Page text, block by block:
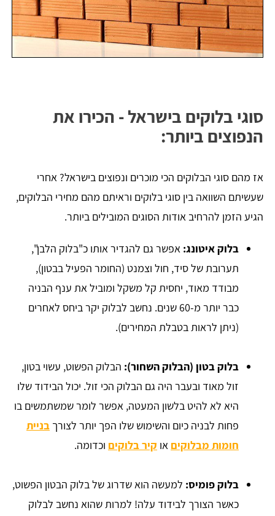
סוגי בלוקים בישראל - הכירו את
הנפוצים ביותר:
אז מהם סוגי הבלוקים הכי מוכרים ונפוצים בישראל? אחרי
שעשיתם השוואה בין סוגי בלוקים וראיתם מהם מחירי הבלוקים,
הגיע הזמן להרחיב אודות הסוגים המובילים ביותר.
בלוק איטונג: אפשר גם להגדיר אותו כ"בלוק הלבן",
תערובת של סיד, חול וצמנט (החומר הפעיל בבטון),
מבודד מאוד, יחסית קל משקל ומוביל את ענף הבניה
כבר יותר מ-60 שנים. נחשב לבלוק יקר ביחס לאחרים
(ניתן לראות בטבלת המחירים).
בלוק בטון (הבלוק השחור): הבלוק הפשוט, עשוי בטון,
זול מאוד ובעבר היה גם הבלוק הכי זול. יכול הבידוד שלו
היא לא להיט בלשון המעטה, אפשר לומר שמשתמשים בו
פחות לבניה כיום והשימוש שלו הפך יותר לצורך בניית
חומות מבלוקים או קיר בלוקים וכדומה.
בלוק פומיס: למעשה הוא שדרוג של בלוק הבטון הפשוט,
כאשר הצורך לבידוד עלה! למרות שהוא נחשב לבלוק